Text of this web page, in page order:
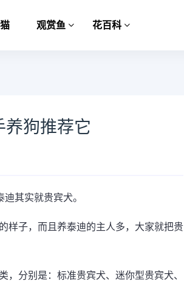
观赏鱼 花百科
狗推荐它
其实就贵宾犬。
样子，而且养泰迪的主人多，大家就把贵
分别是：标准贵宾犬、迷你型贵宾犬、